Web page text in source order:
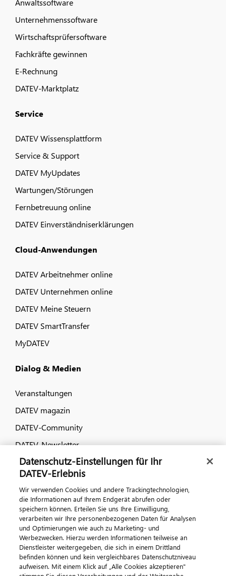
Anwaltssoftware
Unternehmenssoftware
Wirtschaftsprüfersoftware
Fachkräfte gewinnen
E-Rechnung
DATEV-Marktplatz
Service
DATEV Wissensplattform
Service & Support
DATEV MyUpdates
Wartungen/Störungen
Fernbetreuung online
DATEV Einverständniserklärungen
Cloud-Anwendungen
DATEV Arbeitnehmer online
DATEV Unternehmen online
DATEV Meine Steuern
DATEV SmartTransfer
MyDATEV
Dialog & Medien
Veranstaltungen
DATEV magazin
DATEV-Community
DATEV-Newsletter
Kontaktieren Sie uns
ImpressumDatenschutzAGB Kontakt
Datenschutz-Einstellungen für Ihr
DATEV-Erlebnis
Wir verwenden Cookies und andere Trackingtechnologien,
die Informationen auf Ihrem Endgerät abrufen oder
speichern können. Erteilen Sie uns Ihre Einwilligung,
verarbeiten wir Ihre personenbezogenen Daten für Analysen
und Optimierungen wie auch zu Marketing- und
Werbezwecken. Hierzu werden Informationen teilweise an
Dienstleister weitergegeben, die sich in einem Drittland
befinden können und kein vergleichbares Datenschutzniveau
aufweisen. Mit einem Klick auf „Alle Cookies akzeptieren"